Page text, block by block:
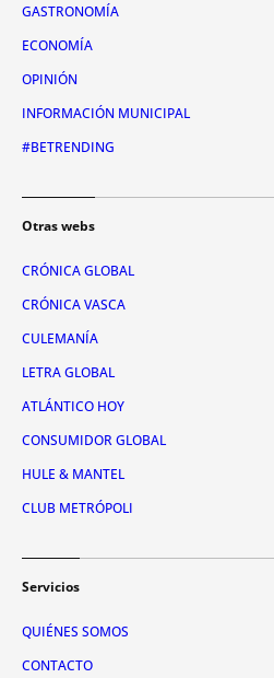
GASTRONOMÍA
ECONOMÍA
OPINIÓN
INFORMACIÓN MUNICIPAL
#BETRENDING
Otras webs
CRÓNICA GLOBAL
CRÓNICA VASCA
CULEMANÍA
LETRA GLOBAL
ATLÁNTICO HOY
CONSUMIDOR GLOBAL
HULE & MANTEL
CLUB METRÓPOLI
Servicios
QUIÉNES SOMOS
CONTACTO